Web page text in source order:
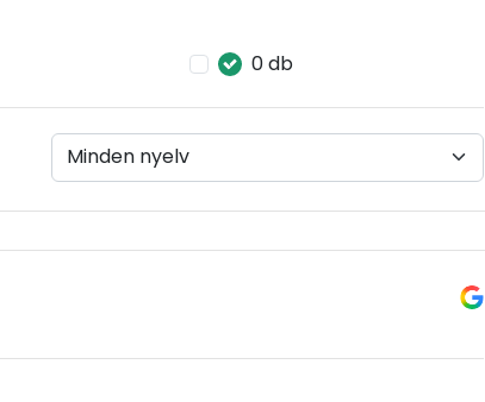
0 db